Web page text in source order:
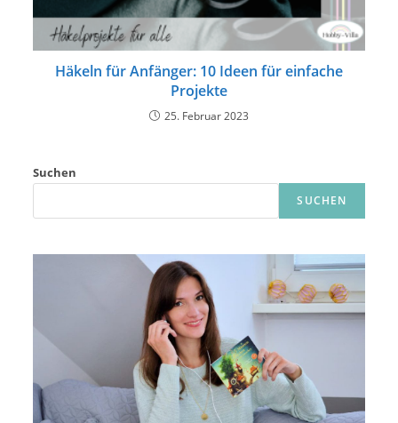
Häkeln für Anfänger: 10 Ideen für einfache
Projekte
25. Februar 2023
Suchen
SUCHEN